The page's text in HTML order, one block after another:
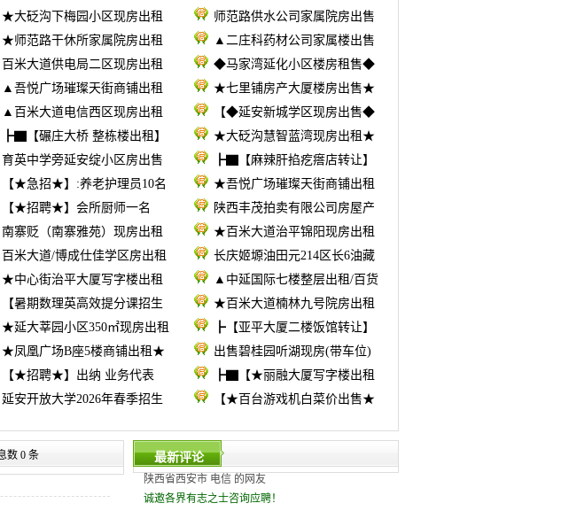
★大砭沟下梅园小区现房出租
师范路供水公司家属院房出售
★师范路干休所家属院房出租
▲二庄科药材公司家属楼出售
百米大道供电局二区现房出租
◆马家湾延化小区楼房租售◆
▲吾悦广场璀璨天街商铺出租
★七里铺房产大厦楼房出售★
▲百米大道电信西区现房出租
【◆延安新城学区现房出售◆
┣▇【碾庄大桥 整栋楼出租】
★大砭沟慧智蓝湾现房出租★
育英中学旁延安绽小区房出售
┣▇【麻辣肝掐疙瘩店转让】
【★急招★】:养老护理员10名
★吾悦广场璀璨天街商铺出租
【★招聘★】会所厨师一名
陕西丰茂拍卖有限公司房屋产
南寨贬（南寨雅苑）现房出租
★百米大道治平锦阳现房出租
百米大道/博成仕佳学区房出租
长庆姬塬油田元214区长6油藏
★中心街治平大厦写字楼出租
▲中延国际七楼整层出租/百货
【暑期数理英高效提分课招生
★百米大道楠林九号院房出租
★延大莘园小区350㎡现房出租
┣【亚平大厦二楼饭馆转让】
★凤凰广场B座5楼商铺出租★
出售碧桂园听湖现房(带车位)
【★招聘★】出纳 业务代表
┣▇【★丽融大厦写字楼出租
延安开放大学2026年春季招生
【★百台游戏机白菜价出售★
数 0 条 最新评论
陕西省西安市 电信 的网友
诚邀各界有志之士咨询应聘！